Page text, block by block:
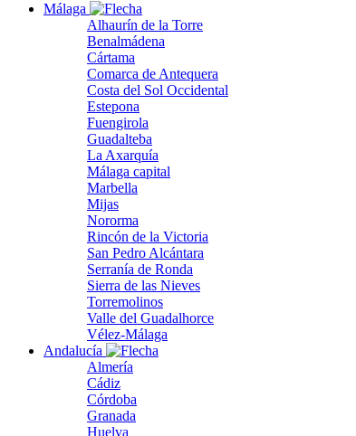
Málaga
Alhaurín de la Torre
Benalmádena
Cártama
Comarca de Antequera
Costa del Sol Occidental
Estepona
Fuengirola
Guadalteba
La Axarquía
Málaga capital
Marbella
Mijas
Nororma
Rincón de la Victoria
San Pedro Alcántara
Serranía de Ronda
Sierra de las Nieves
Torremolinos
Valle del Guadalhorce
Vélez-Málaga
Andalucía
Almería
Cádiz
Córdoba
Granada
Huelva